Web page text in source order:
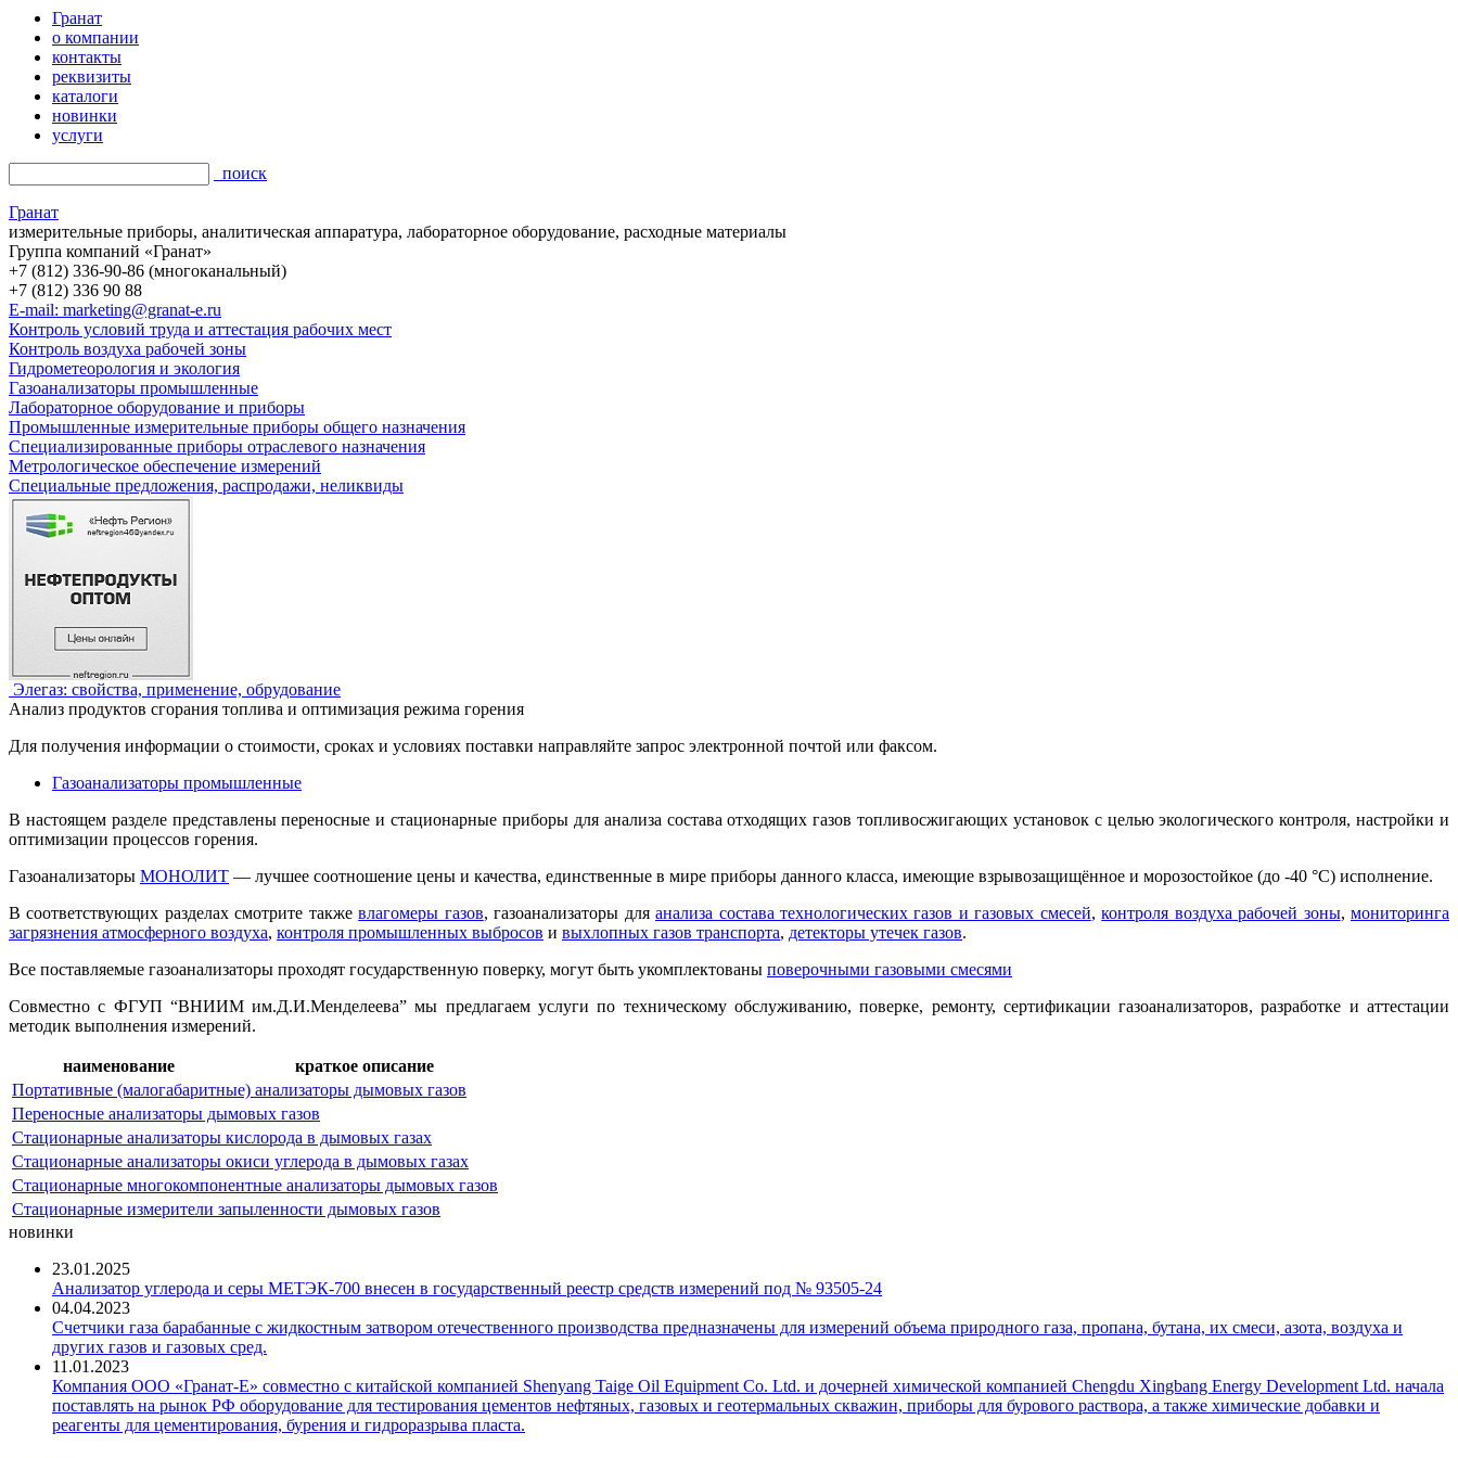
Гранат
о компании
контакты
реквизиты
каталоги
новинки
услуги
поиск
Гранат
измерительные приборы, аналитическая аппаратура, лабораторное оборудование, расходные материалы
Группа компаний «Гранат»
+7 (812) 336-90-86 (многоканальный)
+7 (812) 336 90 88
E-mail: marketing@granat-e.ru
Контроль условий труда и аттестация рабочих мест
Контроль воздуха рабочей зоны
Гидрометеорология и экология
Газоанализаторы промышленные
Лабораторное оборудование и приборы
Промышленные измерительные приборы общего назначения
Специализированные приборы отраслевого назначения
Метрологическое обеспечение измерений
Специальные предложения, распродажи, неликвиды
Элегаз: свойства, применение, обрудование
Анализ продуктов сгорания топлива и оптимизация режима горения
Для получения информации о стоимости, сроках и условиях поставки направляйте запрос электронной почтой или факсом.
Газоанализаторы промышленные
В настоящем разделе представлены переносные и стационарные приборы для анализа состава отходящих газов топливосжигающих установок с целью экологического контроля, настройки и
оптимизации процессов горения.
Газоанализаторы МОНОЛИТ — лучшее соотношение цены и качества, единственные в мире приборы данного класса, имеющие взрывозащищённое и морозостойкое (до -40 °С) исполнение.
В соответствующих разделах смотрите такжевлагомеры газов, газоанализаторы дляанализа состава технологических газов и газовых смесей,контроля воздуха рабочей зоны,мониторинга
загрязнения атмосферного воздуха, контроля промышленных выбросов и выхлопных газов транспорта, детекторы утечек газов.
Все поставляемые газоанализаторы проходят государственную поверку, могут быть укомплектованы поверочными газовыми смесями
Совместно с ФГУП “ВНИИМ им.Д.И.Менделеева” мы предлагаем услуги по техническому обслуживанию, поверке, ремонту, сертификации газоанализаторов, разработке и аттестации
методик выполнения измерений.
наименование
краткое описание
Портативные (малогабаритные) анализаторы дымовых газов
Переносные анализаторы дымовых газов
Стационарные анализаторы кислорода в дымовых газах
Стационарные анализаторы окиси углерода в дымовых газах
Стационарные многокомпонентные анализаторы дымовых газов
Стационарные измерители запыленности дымовых газов
новинки
23.01.2025
Анализатор углерода и серы МЕТЭК-700 внесен в государственный реестр средств измерений под № 93505-24
04.04.2023
Счетчики газа барабанные с жидкостным затвором отечественного производства предназначены для измерений объема природного газа, пропана, бутана, их смеси, азота, воздуха и
других газов и газовых сред.
11.01.2023
Компания ООО «Гранат-Е» совместно с китайской компанией Shenyang Taige Oil Equipment Co. Ltd. и дочерней химической компанией Chengdu Xingbang Energy Development Ltd. начала
поставлять на рынок РФ оборудование для тестирования цементов нефтяных, газовых и геотермальных скважин, приборы для бурового раствора, а также химические добавки и
реагенты для цементирования, бурения и гидроразрыва пласта.